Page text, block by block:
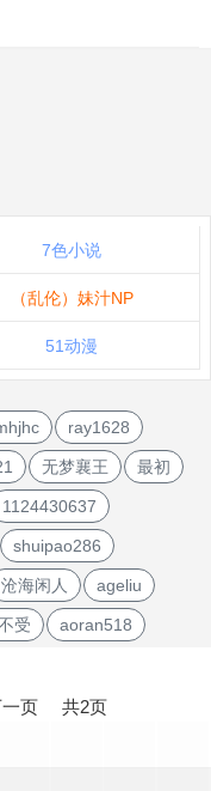
7色小说
（乱伦）妹汁NP
51动漫
ray1628
无梦襄王 最初
1124430637
shuipao286
沧海闲人 ageliu
受 aoran518
页 共2页